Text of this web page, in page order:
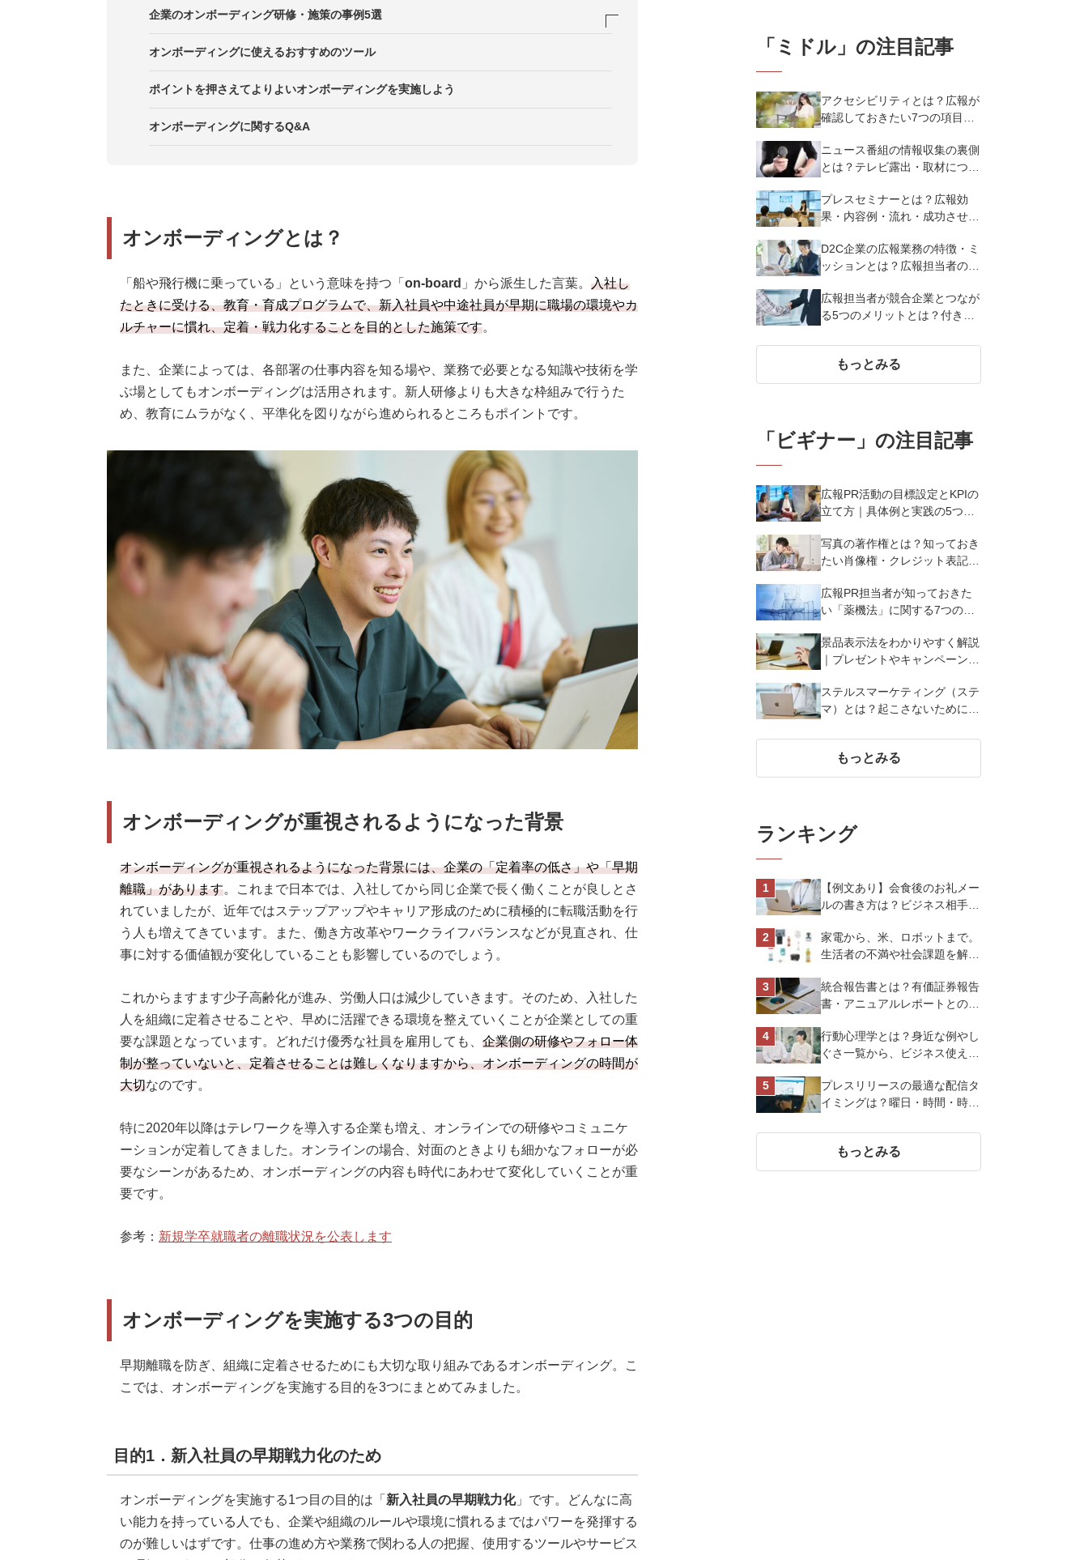
STEP2. 環境の構築
STEP3．プラン・チェックリストの作成
STEP4. オンボーディングの実施
STEP5. 振り返り・改善
ポイント1. 受け入れ態勢を整えておく
ポイント2. 教育体制を整えて充実させておく
ポイント3. 目標は細かく設定する
企業のオンボーディング研修・施策の事例5選
事例1. 株式会社ヤプリ
事例2. サイボウズ株式会社
事例3. 日本オラクル株式会社
オンボーディングに使えるおすすめのツール
ポイントを押さえてよりよいオンボーディングを実施しよう
オンボーディングに関するQ&A
オンボーディングとは？
「船や飛行機に乗っている」という意味を持つ「 on-board 」から派生した言葉。 入社し
たときに受ける、教育・育成プログラムで、新入社員や中途社員が早期に職場の環境やカ
ルチャーに慣れ、定着・戦力化することを目的とした施策です。
また、企業によっては、各部署の仕事内容を知る場や、業務で必要となる知識や技術を学
ぶ場としてもオンボーディングは活用されます。新人研修よりも大きな枠組みで行うた
め、教育にムラがなく、平準化を図りながら進められるところもポイントです。
オンボーディングが重視されるようになった背景
オンボーディングが重視されるようになった背景には、企業の「定着率の低さ」や「早期
離職」があります。これまで日本では、入社してから同じ企業で長く働くことが良しとさ
れていましたが、近年ではステップアップやキャリア形成のために積極的に転職活動を行
う人も増えてきています。また、働き方改革やワークライフバランスなどが見直され、仕
事に対する価値観が変化していることも影響しているのでしょう。
これからますます少子高齢化が進み、労働人口は減少していきます。そのため、入社した
人を組織に定着させることや、早めに活躍できる環境を整えていくことが企業としての重
要な課題となっています。どれだけ優秀な社員を雇用しても、 企業側の研修やフォロー体
制が整っていないと、定着させることは難しくなりますから、オンボーディングの時間が
大切なのです。
特に2020年以降はテレワークを導入する企業も増え、オンラインでの研修やコミュニケ
ーションが定着してきました。オンラインの場合、対面のときよりも細かなフォローが必
要なシーンがあるため、オンボーディングの内容も時代にあわせて変化していくことが重
要です。
参考： 新規学卒就職者の離職状況を公表します
オンボーディングを実施する3つの目的
早期離職を防ぎ、組織に定着させるためにも大切な取り組みであるオンボーディング。こ
こでは、オンボーディングを実施する目的を3つにまとめてみました。
目的1．新入社員の早期戦力化のため
オンボーディングを実施する1つ目の目的は「 新入社員の早期戦力化」です。どんなに高
い能力を持っている人でも、企業や組織のルールや環境に慣れるまではパワーを発揮する
のが難しいはずです。仕事の進め方や業務で関わる人の把握、使用するツールやサービス
「 ミドル 」の注目記事
アクセシビリティとは？広報が
確認しておきたい7つの項目・
ニュース番組の情報収集の裏側
とは？テレビ露出・取材につな
クを解説
プレスセミナーとは？広報効
果・内容例・流れ・成功させる
D2C企業の広報業務の特徴・ミ
ッションとは？広報担当者の役
広報担当者が競合企業とつなが
る5つのメリットとは？付き合
策例を紹介
もっとみる
「ビギナー 」の注目記事
広報PR活動の目標設定とKPIの
立て方｜具体例と実践の5つの
写真の著作権とは？知っておき
たい肖像権・クレジット表記
利を解説
広報PR担当者が知っておきた
い「薬機法」に関する7つのこ
景品表示法をわかりやすく解説
｜プレゼントやキャンペーン実
おくべき7つのポイント【事例
あり】
ステルスマーケティング（ステ
マ）とは？起こさないために広
知識
もっとみる
ランキング
【例文あり】会食後のお礼メー
ルの書き方は？ビジネス相手に
トを解説
家電から、米、ロボットまで。
生活者の不満や社会課題を解決
スオーヤマ株式会社
統合報告書とは？有価証券報告
書・アニュアルレポートとの違
行動心理学とは？身近な例やし
ぐさ一覧から、ビジネス使える
プレスリリースの最適な配信タ
イミングは？曜日・時間・時期
化させよう
もっとみる